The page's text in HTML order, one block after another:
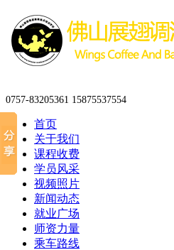
0757-83205361 15875537554
首页
关于我们
课程收费
学员风采
视频照片
新闻动态
就业广场
师资力量
乘车路线